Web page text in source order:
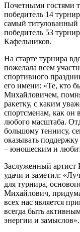
Почетными гостями
победитель 14
самый титулованный
победитель 53
Кафельников.
На старте турнира
пожелала всем
спортивного
его имени: «Те, кто
Михайловичем,
ракетку, с каким
спортсменам, как он
любого масштаба.
большому теннису,
оказывать
– юношеским и
Заслуженный артист
удачи и заметил:
для турнира,
Михайлович,
всех нас является
всегда быть
энергии и замыслов».